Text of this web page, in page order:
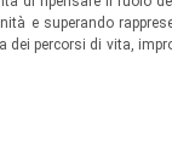
e superando
dei percorsi di vita,